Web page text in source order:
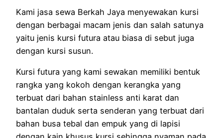
Kami jasa sewa Berkah Jaya menyewakan kursi
dengan berbagai macam jenis dan salah satunya
yaitu jenis kursi futura atau biasa di sebut juga
dengan kursi susun.
Kursi futura yang kami sewakan memiliki bentuk
rangka yang kokoh dengan kerangka yang
terbuat dari bahan stainless anti karat dan
bantalan duduk serta senderan yang terbuat dari
bahan busa tebal dan empuk yang di lapisi